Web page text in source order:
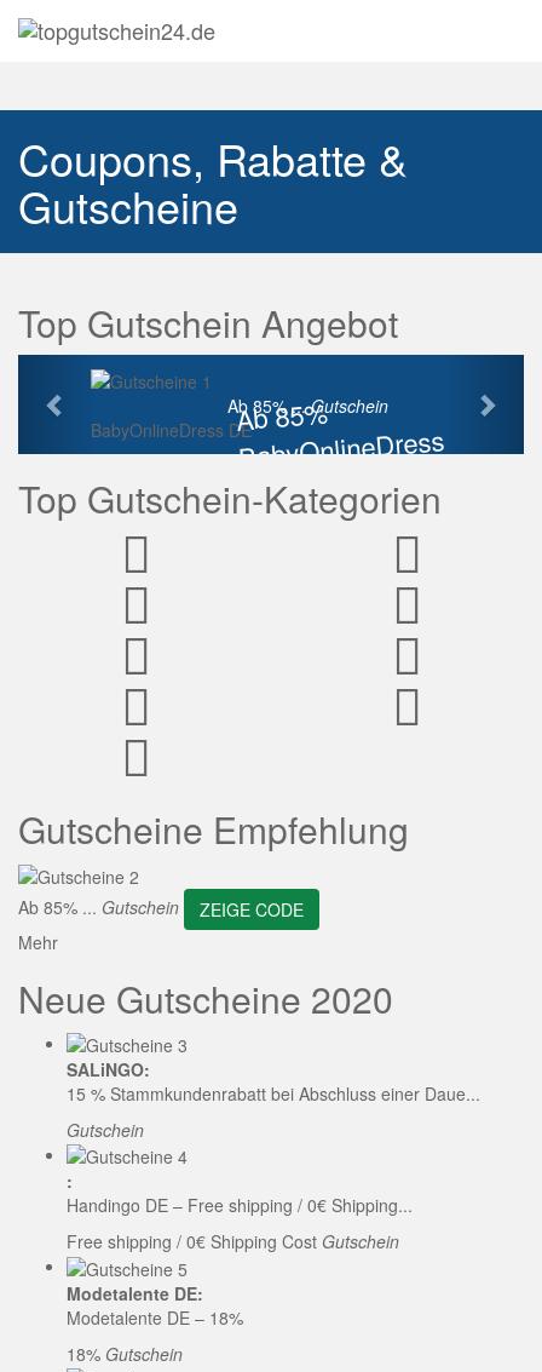
Coupons, Rabatte &
Gutscheine
Top Gutschein Angebot
Ab 85%
BabyOnlineDress
Rabatt
Ab 85% ...Gutschein
BabyOnlineDress DE
Vorherige
Top Gutschein-Kategorien
Gutscheine Empfehlung
Ab 85% ... Gutschein
ZEIGE CODE
Mehr
Neue Gutscheine 2020
SALiNGO:
15 % Stammkundenrabatt bei Abschluss einer Daue...
Gutschein
:
Handingo DE – Free shipping / 0€ Shipping...
Free shipping / 0€ Shipping Cost Gutschein
Modetalente DE:
Modetalente DE – 18%
18% Gutschein